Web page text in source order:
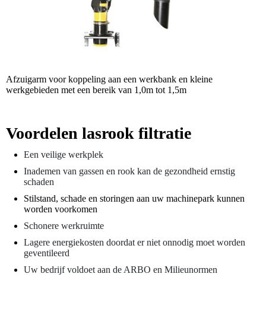
Afzuigarm voor koppeling aan een werkbank en kleine
werkgebieden met een bereik van 1,0m tot 1,5m
Voordelen lasrook filtratie
Een veilige werkplek
Inademen van gassen en rook kan de gezondheid ernstig
schaden
Stilstand, schade en storingen aan uw machinepark kunnen
worden voorkomen
Schonere werkruimte
Lagere energiekosten doordat er niet onnodig moet worden
geventileerd
Uw bedrijf voldoet aan de ARBO en Milieunormen